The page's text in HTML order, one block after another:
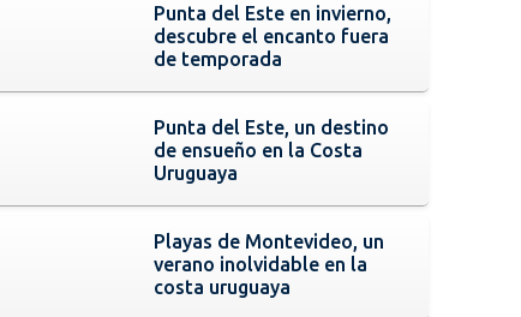
Punta del Este en invierno,
descubre el encanto fuera
de temporada
Punta del Este, un destino
de ensueño en la Costa
Uruguaya
Playas de Montevideo, un
verano inolvidable en la
costa uruguaya